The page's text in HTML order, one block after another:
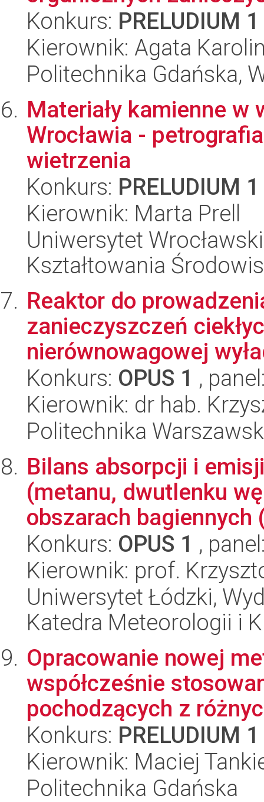
Konkurs: PRELUDIUM 1
Kierownik: Agata
Politechnika Gdańska,
Materiały kamienne w
Wrocławia -
wietrzenia
Konkurs: PRELUDIUM 1
Kierownik: Marta Prell
Uniwersytet
Kształtowania
Reaktor do
zanieczyszczeń
nierównowagowej
Konkurs: OPUS 1 ,
Kierownik: dr hab.
Politechnika
Bilans absorpcji i
(metanu, dwutlenku
obszarach bagiennych
Konkurs: OPUS 1 ,
Kierownik: prof.
Uniwersytet Łódzki,
Katedra Meteorologii i
Opracowanie nowej
współcześnie
pochodzących z
Konkurs: PRELUDIUM 1
Kierownik: Maciej
Politechnika Gdańska